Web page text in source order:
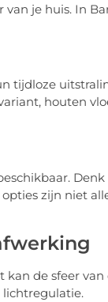
je huis. In
tijdloze
houten
zijn niet
de sfeer
lichtregulatie.